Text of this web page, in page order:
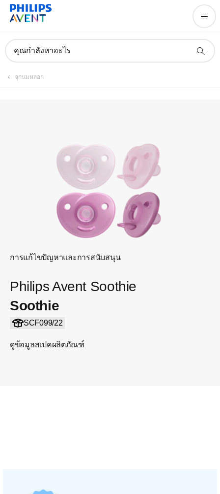
คุณกำลังหาอะไร
จุกนมหลอก
การแก้ไขปัญหาและการสนับสนุน
Philips Avent Soothie
Soothie
SCF099/22
ดูข้อมูลสเปคผลิตภัณฑ์
ลงทะเบียนผลิตภัณฑ์